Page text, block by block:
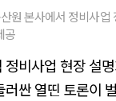
원 본사에서 정비사업
공
정비사업 현장 설
싼 열띤 토론이